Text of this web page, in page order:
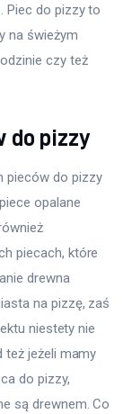
Piec do pizzy to
na świeżym
czy też
do pizzy
pieców do pizzy
opalane
piecach, które
drewna
na pizzę, zaś
niestety nie
też jeżeli mamy
do pizzy,
są drewnem. Co